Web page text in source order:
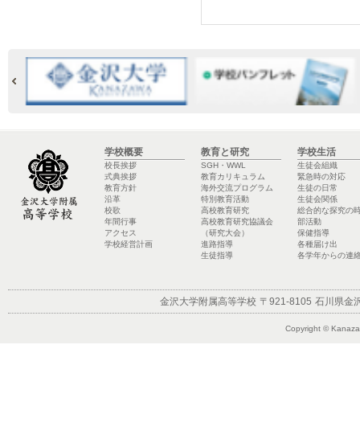
学校概要
校長挨拶
式典挨拶
教育方針
沿革
校歌
年間行事
アクセス
学校経営計画
教育と研究
SGH・WWL
教育カリキュラム
海外交流プログラム
特別教育活動
高校教育研究
高校教育研究協議会
（研究大会）
進路指導
生徒指導
学校生活
生徒会組織
緊急時の対応
生徒の日常
生徒会関係
総合的な探究の
部活動
保健指導
各種届け出
各学年からの連
金沢大学附属高等学校 〒921-8105 石川県金
Copyright ©